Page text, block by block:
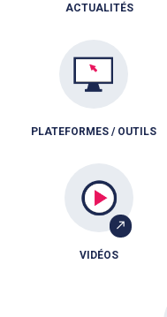
ACTUALITÉS
PLATEFORMES / OUTILS
VIDÉOS